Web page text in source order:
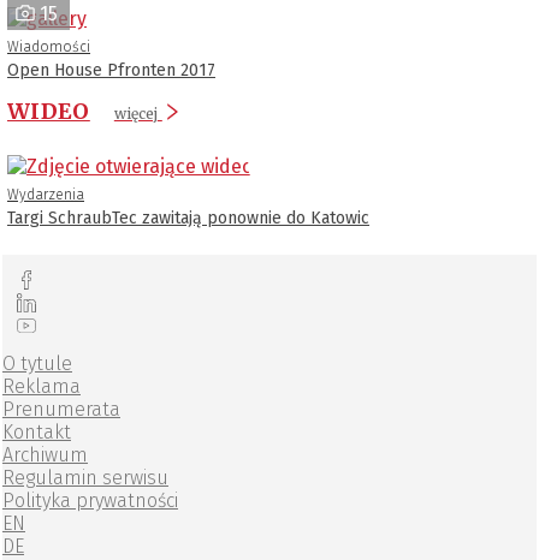
15
Wiadomości
Open House Pfronten 2017
WIDEO więcej
Wydarzenia
Targi SchraubTec zawitają ponownie do Katowic
O tytule
Reklama
Prenumerata
Kontakt
Archiwum
Regulamin serwisu
Polityka prywatności
EN
DE